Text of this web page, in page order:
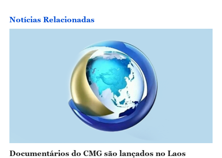
Notícias Relacionadas
Documentários do CMG são lançados no Laos